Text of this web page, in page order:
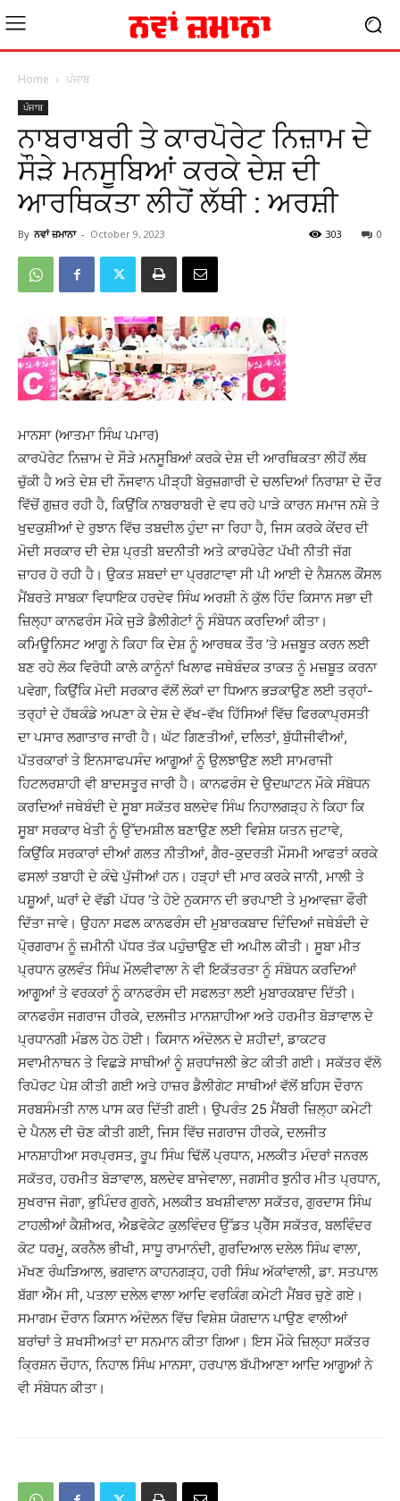
Home ਪੰਜਾਬ
ਪੰਜਾਬ
ਨਾਬਰਾਬਰੀ ਤੇ ਕਾਰਪੋਰੇਟ ਨਿਜ਼ਾਮ ਦੇ
ਸੌੜੇ ਮਨਸੂਬਿਆਂ ਕਰਕੇ ਦੇਸ਼ ਦੀ
ਆਰਥਿਕਤਾ ਲੀਹੋਂ ਲੱਥੀ : ਅਰਸ਼ੀ
By ਨਵਾਂ ਜ਼ਮਾਨਾ - October 9, 2023 0
303
ਮਾਨਸਾ (ਆਤਮਾ ਸਿੰਘ ਪਮਾਰ)
ਕਾਰਪੋਰੇਟ ਨਿਜ਼ਾਮ ਦੇ ਸੌੜੇ ਮਨਸੂਬਿਆਂ ਕਰਕੇ ਦੇਸ਼ ਦੀ ਆਰਥਿਕਤਾ ਲੀਹੋਂ ਲੱਥ
ਚੁੱਕੀ ਹੈ ਅਤੇ ਦੇਸ਼ ਦੀ ਨੌਜਵਾਨ ਪੀੜ੍ਹੀ ਬੇਰੁਜ਼ਗਾਰੀ ਦੇ ਚਲਦਿਆਂ ਨਿਰਾਸ਼ਾ ਦੇ ਦੌਰ
ਵਿੱਚੋਂ ਗੁਜ਼ਰ ਰਹੀ ਹੈ, ਕਿਉਂਕਿ ਨਾਬਰਾਬਰੀ ਦੇ ਵਧ ਰਹੇ ਪਾੜੇ ਕਾਰਨ ਸਮਾਜ ਨਸ਼ੇ ਤੇ
ਖੁਦਕੁਸ਼ੀਆਂ ਦੇ ਰੁਝਾਨ ਵਿੱਚ ਤਬਦੀਲ ਹੁੰਦਾ ਜਾ ਰਿਹਾ ਹੈ, ਜਿਸ ਕਰਕੇ ਕੇਂਦਰ ਦੀ
ਮੋਦੀ ਸਰਕਾਰ ਦੀ ਦੇਸ਼ ਪ੍ਰਤੀ ਬਦਨੀਤੀ ਅਤੇ ਕਾਰਪੋਰੇਟ ਪੱਖੀ ਨੀਤੀ ਜੱਗ
ਜ਼ਾਹਰ ਹੋ ਰਹੀ ਹੈ। ਉਕਤ ਸ਼ਬਦਾਂ ਦਾ ਪ੍ਰਗਟਾਵਾ ਸੀ ਪੀ ਆਈ ਦੇ ਨੈਸ਼ਨਲ ਕੌਂਸਲ
ਮੈਂਬਰਤੇ ਸਾਬਕਾ ਵਿਧਾਇਕ ਹਰਦੇਵ ਸਿੰਘ ਅਰਸ਼ੀ ਨੇ ਕੁੱਲ ਹਿੰਦ ਕਿਸਾਨ ਸਭਾ ਦੀ
ਜ਼ਿਲ੍ਹਾ ਕਾਨਫਰੰਸ ਮੌਕੇ ਜੁੜੇ ਡੈਲੀਗੇਟਾਂ ਨੂੰ ਸੰਬੋਧਨ ਕਰਦਿਆਂ ਕੀਤਾ।
ਕਮਿਊਨਿਸਟ ਆਗੂ ਨੇ ਕਿਹਾ ਕਿ ਦੇਸ਼ ਨੂੰ ਆਰਥਕ ਤੌਰ ’ਤੇ ਮਜ਼ਬੂਤ ਕਰਨ ਲਈ
ਬਣ ਰਹੇ ਲੋਕ ਵਿਰੋਧੀ ਕਾਲੇ ਕਾਨੂੰਨਾਂ ਖਿਲਾਫ ਜਥੇਬੰਦਕ ਤਾਕਤ ਨੂੰ ਮਜ਼ਬੂਤ ਕਰਨਾ
ਪਵੇਗਾ, ਕਿਉਂਕਿ ਮੋਦੀ ਸਰਕਾਰ ਵੱਲੋਂ ਲੋਕਾਂ ਦਾ ਧਿਆਨ ਭੜਕਾਉਣ ਲਈ ਤਰ੍ਹਾਂ-
ਤਰ੍ਹਾਂ ਦੇ ਹੱਥਕੰਡੇ ਅਪਣਾ ਕੇ ਦੇਸ਼ ਦੇ ਵੱਖ-ਵੱਖ ਹਿੱਸਿਆਂ ਵਿੱਚ ਫਿਰਕਾਪ੍ਰਸਤੀ
ਦਾ ਪਸਾਰ ਲਗਾਤਾਰ ਜਾਰੀ ਹੈ। ਘੱਟ ਗਿਣਤੀਆਂ, ਦਲਿਤਾਂ, ਬੁੱਧੀਜੀਵੀਆਂ,
ਪੱਤਰਕਾਰਾਂ ਤੇ ਇਨਸਾਫਪਸੰਦ ਆਗੂਆਂ ਨੂੰ ਉਲਝਾਉਣ ਲਈ ਸਾਮਰਾਜੀ
ਹਿਟਲਰਸ਼ਾਹੀ ਵੀ ਬਾਦਸਤੂਰ ਜਾਰੀ ਹੈ। ਕਾਨਫਰੰਸ ਦੇ ਉਦਘਾਟਨ ਮੌਕੇ ਸੰਬੋਧਨ
ਕਰਦਿਆਂ ਜਥੇਬੰਦੀ ਦੇ ਸੂਬਾ ਸਕੱਤਰ ਬਲਦੇਵ ਸਿੰਘ ਨਿਹਾਲਗੜ੍ਹ ਨੇ ਕਿਹਾ ਕਿ
ਸੂਬਾ ਸਰਕਾਰ ਖੇਤੀ ਨੂੰ ਉੱਦਮਸ਼ੀਲ ਬਣਾਉਣ ਲਈ ਵਿਸ਼ੇਸ਼ ਯਤਨ ਜੁਟਾਵੇ,
ਕਿਉਂਕਿ ਸਰਕਾਰਾਂ ਦੀਆਂ ਗਲਤ ਨੀਤੀਆਂ, ਗੈਰ-ਕੁਦਰਤੀ ਮੌਸਮੀ ਆਫਤਾਂ ਕਰਕੇ
ਫਸਲਾਂ ਤਬਾਹੀ ਦੇ ਕੰਢੇ ਪੁੱਜੀਆਂ ਹਨ। ਹੜ੍ਹਾਂ ਦੀ ਮਾਰ ਕਰਕੇ ਜਾਨੀ, ਮਾਲੀ ਤੇ
ਪਸ਼ੂਆਂ, ਘਰਾਂ ਦੇ ਵੱਡੀ ਪੱਧਰ ’ਤੇ ਹੋਏ ਨੁਕਸਾਨ ਦੀ ਭਰਪਾਈ ਤੇ ਮੁਆਵਜ਼ਾ ਫੌਰੀ
ਦਿੱਤਾ ਜਾਵੇ। ਉਹਨਾ ਸਫਲ ਕਾਨਫਰੰਸ ਦੀ ਮੁਬਾਰਕਬਾਦ ਦਿੰਦਿਆਂ ਜਥੇਬੰਦੀ ਦੇ
ਪੋ੍ਰਗਰਾਮ ਨੂੰ ਜ਼ਮੀਨੀ ਪੱਧਰ ਤੱਕ ਪਹੁੰਚਾਉਣ ਦੀ ਅਪੀਲ ਕੀਤੀ। ਸੂਬਾ ਮੀਤ
ਪ੍ਰਧਾਨ ਕੁਲਵੰਤ ਸਿੰਘ ਮੌਲਵੀਵਾਲਾ ਨੇ ਵੀ ਇਕੱਤਰਤਾ ਨੂੰ ਸੰਬੋਧਨ ਕਰਦਿਆਂ
ਆਗੂਆਂ ਤੇ ਵਰਕਰਾਂ ਨੂੰ ਕਾਨਫਰੰਸ ਦੀ ਸਫਲਤਾ ਲਈ ਮੁਬਾਰਕਬਾਦ ਦਿੱਤੀ।
ਕਾਨਫਰੰਸ ਜਗਰਾਜ ਹੀਰਕੇ, ਦਲਜੀਤ ਮਾਨਸ਼ਾਹੀਆ ਅਤੇ ਹਰਮੀਤ ਬੋੜਾਵਾਲ ਦੇ
ਪ੍ਰਧਾਨਗੀ ਮੰਡਲ ਹੇਠ ਹੋਈ। ਕਿਸਾਨ ਅੰਦੋਲਨ ਦੇ ਸ਼ਹੀਦਾਂ, ਡਾਕਟਰ
ਸਵਾਮੀਨਾਥਨ ਤੇ ਵਿਛੜੇ ਸਾਥੀਆਂ ਨੂੰ ਸ਼ਰਧਾਂਜਲੀ ਭੇਟ ਕੀਤੀ ਗਈ। ਸਕੱਤਰ ਵੱਲੋ
ਰਿਪੋਰਟ ਪੇਸ਼ ਕੀਤੀ ਗਈ ਅਤੇ ਹਾਜ਼ਰ ਡੈਲੀਗੇਟ ਸਾਥੀਆਂ ਵੱਲੋਂ ਬਹਿਸ ਦੌਰਾਨ
ਸਰਬਸੰਮਤੀ ਨਾਲ ਪਾਸ ਕਰ ਦਿੱਤੀ ਗਈ। ਉਪਰੰਤ 25 ਮੈਂਬਰੀ ਜ਼ਿਲ੍ਹਾ ਕਮੇਟੀ
ਦੇ ਪੈਨਲ ਦੀ ਚੋਣ ਕੀਤੀ ਗਈ, ਜਿਸ ਵਿੱਚ ਜਗਰਾਜ ਹੀਰਕੇ, ਦਲਜੀਤ
ਮਾਨਸ਼ਾਹੀਆ ਸਰਪ੍ਰਸਤ, ਰੂਪ ਸਿੰਘ ਢਿੱਲੋਂ ਪ੍ਰਧਾਨ, ਮਲਕੀਤ ਮੰਦਰਾਂ ਜਨਰਲ
ਸਕੱਤਰ, ਹਰਮੀਤ ਬੋੜਾਵਾਲ, ਬਲਦੇਵ ਬਾਜੇਵਾਲਾ, ਜਗਸੀਰ ਝੁਨੀਰ ਮੀਤ ਪ੍ਰਧਾਨ,
ਸੁਖਰਾਜ ਜੋਗਾ, ਭੁਪਿੰਦਰ ਗੁਰਨੇ, ਮਲਕੀਤ ਬਖਸ਼ੀਵਾਲਾ ਸਕੱਤਰ, ਗੁਰਦਾਸ ਸਿੰਘ
ਟਾਹਲੀਆਂ ਕੈਸ਼ੀਅਰ, ਐਡਵੋਕੇਟ ਕੁਲਵਿੰਦਰ ਉੱਡਤ ਪ੍ਰੈੱਸ ਸਕੱਤਰ, ਬਲਵਿੰਦਰ
ਕੋਟ ਧਰਮੂ, ਕਰਨੈਲ ਭੀਖੀ, ਸਾਧੂ ਰਾਮਾਨੰਦੀ, ਗੁਰਦਿਆਲ ਦਲੇਲ ਸਿੰਘ ਵਾਲਾ,
ਮੱਖਣ ਰੰਘੜਿਆਲ, ਭਗਵਾਨ ਕਾਹਨਗੜ੍ਹ, ਹਰੀ ਸਿੰਘ ਅੱਕਾਂਵਾਲੀ, ਡਾ. ਸਤਪਾਲ
ਬੱਗਾ ਐੱਮ ਸੀ, ਪਤਲਾ ਦਲੇਲ ਵਾਲਾ ਆਦਿ ਵਰਕਿੰਗ ਕਮੇਟੀ ਮੈਂਬਰ ਚੁਣੇ ਗਏ।
ਸਮਾਗਮ ਦੌਰਾਨ ਕਿਸਾਨ ਅੰਦੋਲਨ ਵਿੱਚ ਵਿਸ਼ੇਸ਼ ਯੋਗਦਾਨ ਪਾਉਣ ਵਾਲੀਆਂ
ਬਰਾਂਚਾਂ ਤੇ ਸ਼ਖਸੀਅਤਾਂ ਦਾ ਸਨਮਾਨ ਕੀਤਾ ਗਿਆ। ਇਸ ਮੌਕੇ ਜ਼ਿਲ੍ਹਾ ਸਕੱਤਰ
ਕਿ੍ਰਸ਼ਨ ਚੌਹਾਨ, ਨਿਹਾਲ ਸਿੰਘ ਮਾਨਸਾ, ਹਰਪਾਲ ਬੱਪੀਆਣਾ ਆਦਿ ਆਗੂਆਂ ਨੇ
ਵੀ ਸੰਬੋਧਨ ਕੀਤਾ।